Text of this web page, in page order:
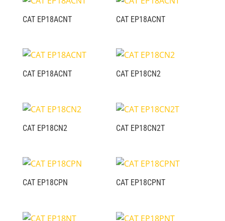
CAT EP18ACNT CAT EP18ACNT
CAT EP18ACNT CAT EP18CN2
CAT EP18CN2 CAT EP18CN2T
CAT EP18CPN CAT EP18CPNT